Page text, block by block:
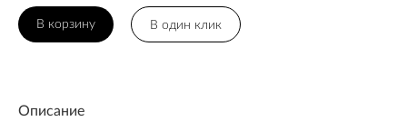
В корзину В один клик
Описание